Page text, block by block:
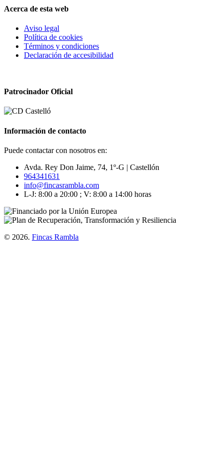
Acerca de esta web
Aviso legal
Política de cookies
Términos y condiciones
Declaración de accesibilidad
Patrocinador Oficial
Información de contacto
Puede contactar con nosotros en:
Avda. Rey Don Jaime, 74, 1º-G | Castellón
964341631
info@fincasrambla.com
L-J: 8:00 a 20:00 ; V: 8:00 a 14:00 horas
© 2026. Fincas Rambla